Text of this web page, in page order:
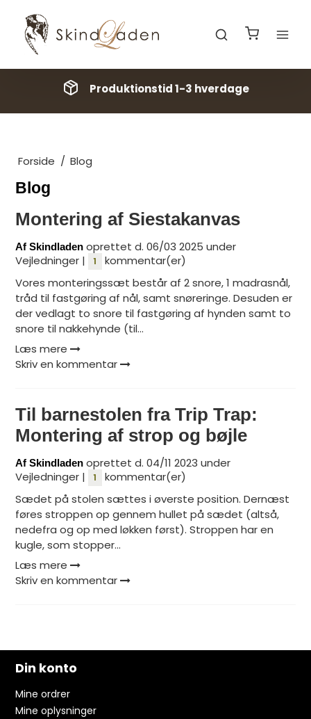
Produktionstid 1-3 hverdage
Forside / Blog
Blog
Montering af Siestakanvas
AfSkindladen oprettet d.06/03 2025 under
Vejledninger | 1
kommentar(er)
Vores monteringssæt består af 2 snore, 1 madrasnål,
tråd til fastgøring af nål, samt snøreringe. Desuden er
der vedlagt to snore til fastgøring af hynden samt to
snore til nakkehynde (til...
Læs mere
Skriv en kommentar
Til barnestolen fra Trip Trap:
Montering af strop og bøjle
AfSkindladen oprettet d.04/11 2023 under
Vejledninger | 1
kommentar(er)
Sædet på stolen sættes i øverste position. Dernæst
føres stroppen op gennem hullet på sædet (altså,
nedefra og op med løkken først). Stroppen har en
kugle, som stopper...
Læs mere
Skriv en kommentar
Din konto
Mine ordrer
Mine oplysninger